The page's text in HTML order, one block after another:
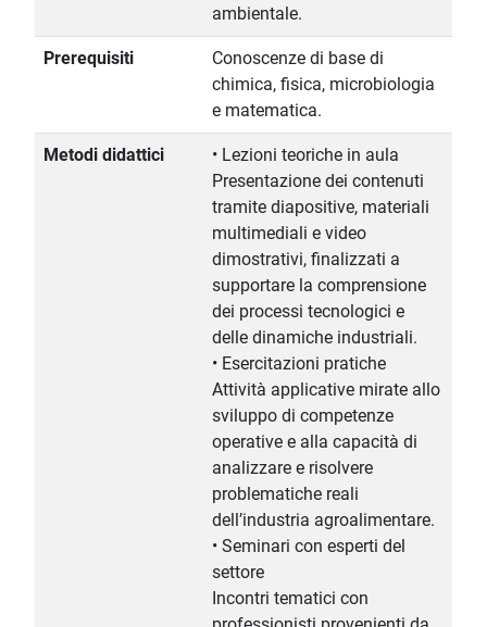
ambientale.
Prerequisiti
Conoscenze di base di
chimica, fisica, microbiologia
e matematica.
Metodi didattici
• Lezioni teoriche in aula
Presentazione dei contenuti
tramite diapositive, materiali
multimediali e video
dimostrativi, finalizzati a
supportare la comprensione
dei processi tecnologici e
delle dinamiche industriali.
• Esercitazioni pratiche
Attività applicative mirate allo
sviluppo di competenze
operative e alla capacità di
analizzare e risolvere
problematiche reali
dell’industria agroalimentare.
• Seminari con esperti del
settore
Incontri tematici con